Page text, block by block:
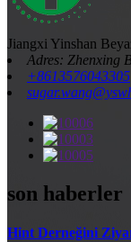
Jiangxi Yinshan
Adres: Zhenxing
+8613576043305
son haberler
Hint Derneğini